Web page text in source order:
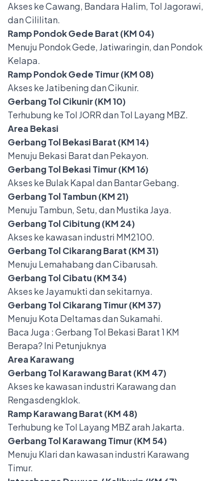
Akses ke Cawang, Bandara Halim, Tol Jagorawi,
dan Cililitan.
Ramp Pondok Gede Barat (KM 04)
Menuju Pondok Gede, Jatiwaringin, dan Pondok
Kelapa.
Ramp Pondok Gede Timur (KM 08)
Akses ke Jatibening dan Cikunir.
Gerbang Tol Cikunir (KM 10)
Terhubung ke Tol JORR dan Tol Layang MBZ.
Area Bekasi
Gerbang Tol Bekasi Barat (KM 14)
Menuju Bekasi Barat dan Pekayon.
Gerbang Tol Bekasi Timur (KM 16)
Akses ke Bulak Kapal dan Bantar Gebang.
Gerbang Tol Tambun (KM 21)
Menuju Tambun, Setu, dan Mustika Jaya.
Gerbang Tol Cibitung (KM 24)
Akses ke kawasan industri MM2100.
Gerbang Tol Cikarang Barat (KM 31)
Menuju Lemahabang dan Cibarusah.
Gerbang Tol Cibatu (KM 34)
Akses ke Jayamukti dan sekitarnya.
Gerbang Tol Cikarang Timur (KM 37)
Menuju Kota Deltamas dan Sukamahi.
Baca Juga :Gerbang Tol Bekasi Barat 1 KM
Berapa? Ini Petunjuknya
Area Karawang
Gerbang Tol Karawang Barat (KM 47)
Akses ke kawasan industri Karawang dan
Rengasdengklok.
Ramp Karawang Barat (KM 48)
Terhubung ke Tol Layang MBZ arah Jakarta.
Gerbang Tol Karawang Timur (KM 54)
Menuju Klari dan kawasan industri Karawang
Timur.